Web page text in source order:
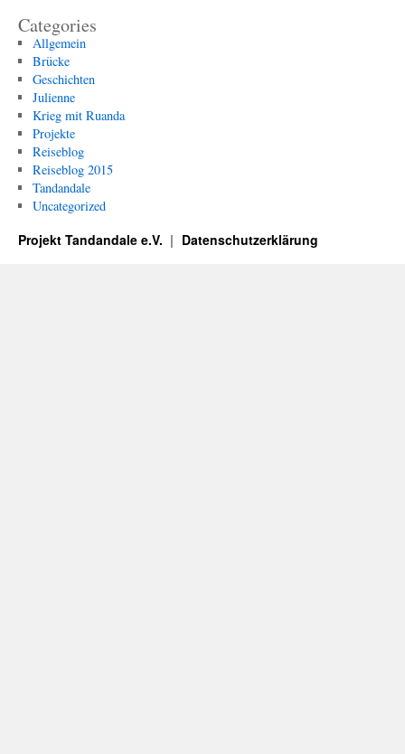
Categories
Allgemein
Brücke
Geschichten
Julienne
Krieg mit Ruanda
Projekte
Reiseblog
Reiseblog 2015
Tandandale
Uncategorized
Projekt Tandandale e.V. Datenschutzerklärung